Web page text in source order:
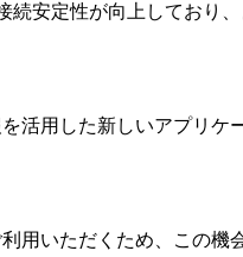
安定性が向上しており
活用した新しいアプリケ
用いただくため、この機